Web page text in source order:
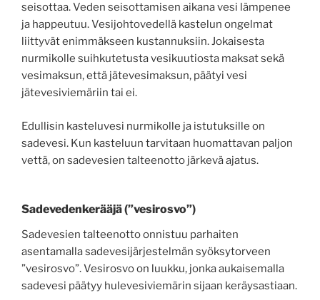
seisottaa. Veden seisottamisen aikana vesi lämpenee
ja happeutuu. Vesijohtovedellä kastelun ongelmat
liittyvät enimmäkseen kustannuksiin. Jokaisesta
nurmikolle suihkutetusta vesikuutiosta maksat sekä
vesimaksun, että jätevesimaksun, päätyi vesi
jätevesiviemäriin tai ei.
Edullisin kasteluvesi nurmikolle ja istutuksille on
sadevesi. Kun kasteluun tarvitaan huomattavan paljon
vettä, on sadevesien talteenotto järkevä ajatus.
Sadevedenkerääjä (”vesirosvo”)
Sadevesien talteenotto onnistuu parhaiten
asentamalla sadevesijärjestelmän syöksytorveen
”vesirosvo”. Vesirosvo on luukku, jonka aukaisemalla
sadevesi päätyy hulevesiviemärin sijaan keräysastiaan.